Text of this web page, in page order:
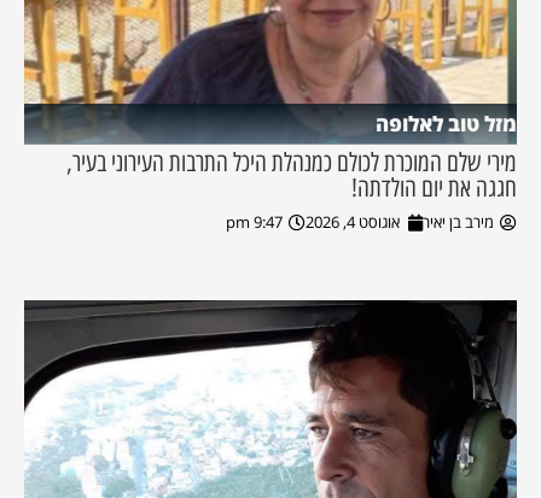
מזל טוב לאלופה
מירי שלם המוכרת לכולם כמנהלת היכל התרבות העירוני בעיר,
חגגה את יום הולדתה!
מירב בן יאיר אוגוסט 4, 2026 9:47 pm